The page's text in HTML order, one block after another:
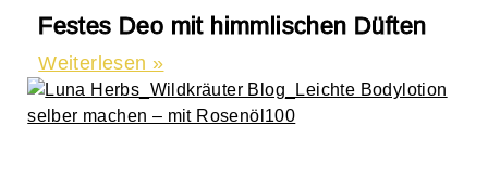
Festes Deo mit himmlischen Düften
Weiterlesen »